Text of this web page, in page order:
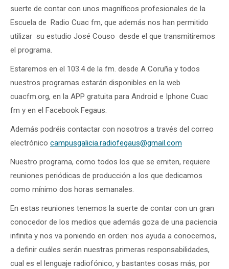
suerte de contar con unos magníficos profesionales de la
Escuela de Radio Cuac fm, que además nos han permitido
utilizar su estudio José Couso desde el que transmitiremos
el programa.
Estaremos en el 103.4 de la fm. desde A Coruña y todos
nuestros programas estarán disponibles en la web
cuacfm.org, en la APP gratuita para Android e Iphone Cuac
fm y en el Facebook Fegaus.
Además podréis contactar con nosotros a través del correo
electrónico campusgalicia.radiofegaus@gmail.com
Nuestro programa, como todos los que se emiten, requiere
reuniones periódicas de producción a los que dedicamos
como mínimo dos horas semanales.
En estas reuniones tenemos la suerte de contar con un gran
conocedor de los medios que además goza de una paciencia
infinita y nos va poniendo en orden: nos ayuda a conocernos,
a definir cuáles serán nuestras primeras responsabilidades,
cual es el lenguaje radiofónico, y bastantes cosas más, por